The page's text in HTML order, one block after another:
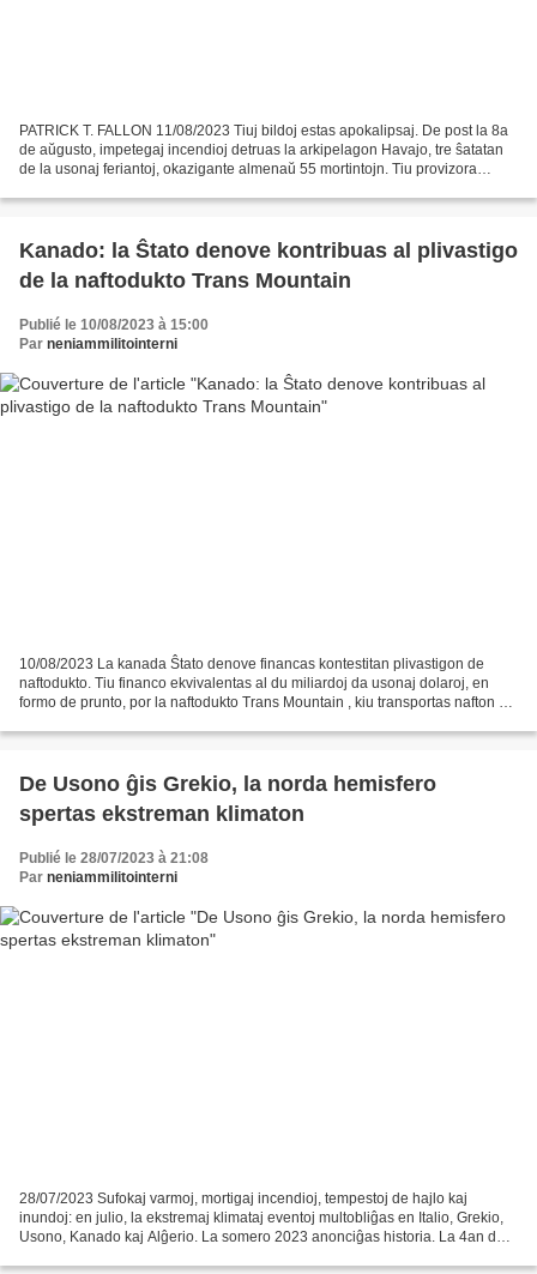
PATRICK T. FALLON 11/08/2023 Tiuj bildoj estas apokalipsaj. De post la 8a
de aŭgusto, impetegaj incendioj detruas la arkipelagon Havajo, tre ŝatatan
de la usonaj feriantoj, okazigante almenaŭ 55 mortintojn. Tiu provizora
Kanado: la Ŝtato denove kontribuas al plivastigo
de la naftodukto Trans Mountain
Publié le 10/08/2023 à 15:00
Par neniammilitointerni
10/08/2023 La kanada Ŝtato denove financas kontestitan plivastigon de
naftodukto. Tiu financo ekvivalentas al du miliardoj da usonaj dolaroj, en
formo de prunto, por la naftodukto Trans Mountain , kiu transportas nafton ĝis
De Usono ĝis Grekio, la norda hemisfero
spertas ekstreman klimaton
Publié le 28/07/2023 à 21:08
Par neniammilitointerni
28/07/2023 Sufokaj varmoj, mortigaj incendioj, tempestoj de hajlo kaj
inundoj: en julio, la ekstremaj klimataj eventoj multobliĝas en Italio, Grekio,
Usono, Kanado kaj Alĝerio. La somero 2023 anonciĝas historia. La 4an de